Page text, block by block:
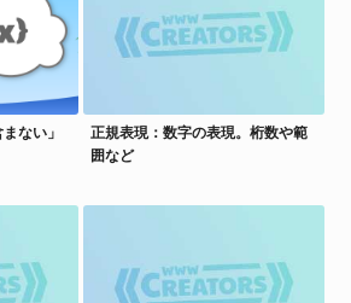
ない」
正規表現：数字の表現。桁数や範
囲など